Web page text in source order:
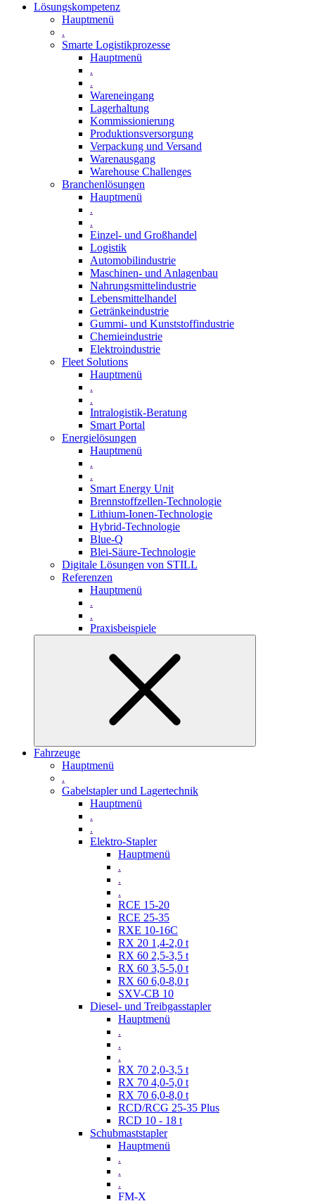
Lösungskompetenz
Hauptmenü
.
Smarte Logistikprozesse
Hauptmenü
.
.
Wareneingang
Lagerhaltung
Kommissionierung
Produktionsversorgung
Verpackung und Versand
Warenausgang
Warehouse Challenges
Branchenlösungen
Hauptmenü
.
.
Einzel- und Großhandel
Logistik
Automobilindustrie
Maschinen- und Anlagenbau
Nahrungsmittelindustrie
Lebensmittelhandel
Getränkeindustrie
Gummi­- und Kunststoffindustrie
Chemieindustrie
Elektroindustrie
Fleet Solutions
Hauptmenü
.
.
Intralogistik-Beratung
Smart Portal
Energielösungen
Hauptmenü
.
.
Smart Energy Unit
Brennstoffzellen-Technologie
Lithium-Ionen-Technologie
Hybrid-Technologie
Blue-Q
Blei-Säure-Technologie
Digitale Lösungen von STILL
Referenzen
Hauptmenü
.
.
Praxisbeispiele
Fahrzeuge
Hauptmenü
.
Gabelstapler und Lagertechnik
Hauptmenü
.
.
Elektro-Stapler
Hauptmenü
.
.
.
RCE 15-20
RCE 25-35
RXE 10-16C
RX 20 1,4-2,0 t
RX 60 2,5-3,5 t
RX 60 3,5-5,0 t
RX 60 6,0-8,0 t
SXV-CB 10
Diesel- und Treibgasstapler
Hauptmenü
.
.
.
RX 70 2,0-3,5 t
RX 70 4,0-5,0 t
RX 70 6,0-8,0 t
RCD/RCG 25-35 Plus
RCD 10 - 18 t
Schubmaststapler
Hauptmenü
.
.
.
FM-X